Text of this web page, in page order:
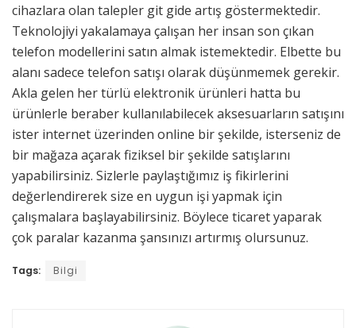
cihazlara olan talepler git gide artış göstermektedir.
Teknolojiyi yakalamaya çalışan her insan son çıkan
telefon modellerini satın almak istemektedir. Elbette bu
alanı sadece telefon satışı olarak düşünmemek gerekir.
Akla gelen her türlü elektronik ürünleri hatta bu
ürünlerle beraber kullanılabilecek aksesuarların satışını
ister internet üzerinden online bir şekilde, isterseniz de
bir mağaza açarak fiziksel bir şekilde satışlarını
yapabilirsiniz. Sizlerle paylaştığımız iş fikirlerini
değerlendirerek size en uygun işi yapmak için
çalışmalara başlayabilirsiniz. Böylece ticaret yaparak
çok paralar kazanma şansınızı artırmış olursunuz.
Tags: Bilgi